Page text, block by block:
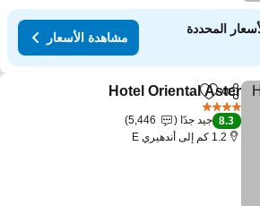
المحددة
مشاهدة الأسعار
مشاركةAdd to favorites
Hotel Oriental Aster
8.3 جيد جدًا
5,446
1.2 كم إلى أندهيري E